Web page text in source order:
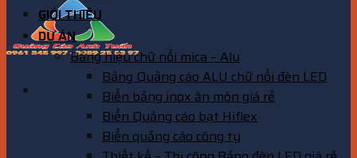
GIỚI THIỆU
DỰ ÁN
Bảng hiệu chữ nổi mica – Alu
Bảng Quảng cáo ALU chữ nổi đèn LED
Biển bảng inox ăn mòn giá rẻ
Biển Quảng cáo bạt Hiflex
Biển quảng cáo công ty